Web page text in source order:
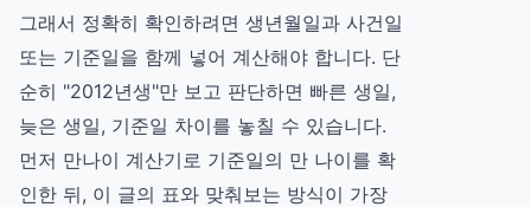
그래서 정확히 확인하려면 생년월일과 사건일
또는 기준일을 함께 넣어 계산해야 합니다. 단
순히 "2012년생"만 보고 판단하면 빠른 생일,
늦은 생일, 기준일 차이를 놓칠 수 있습니다.
먼저 만나이 계산기 로 기준일의 만 나이를 확
인한 뒤, 이 글의 표와 맞춰보는 방식이 가장